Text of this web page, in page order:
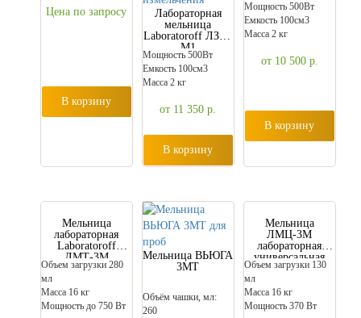
Цена по запросу
В корзину
Лабораторная
мельница
Laboratoroff ЛЗМ-
М1
Мощность 500Вт
Емкость 100см3
Масса 2 кг
от 11 350р.
В корзину
Мощность 500Вт
Емкость 100см3
Масса 2 кг
от 10 500 р.
В корзину
Мельница
лабораторная
Laboratoroff
ЛМТ-3М
Объем загрузки 280
мл
Масса 16 кг
Мощность до 750 Вт
Мельница ВЬЮГА
3МT
Объём чашки, мл:
260
Мельница
ЛМЦ-3М
лабораторная
универсальная
(типа «Циклон»)
Объем загрузки 130
мл
Масса 16 кг
Мощность 370 Вт